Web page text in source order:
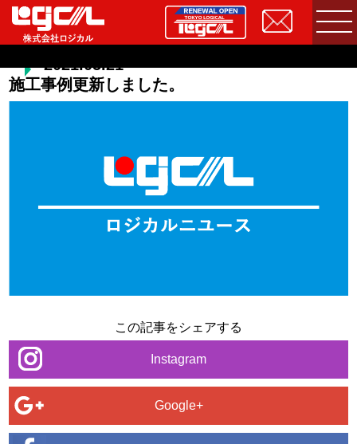
2021.05.21
施工事例更新しました。
この記事をシェアする
Instagram
Google+